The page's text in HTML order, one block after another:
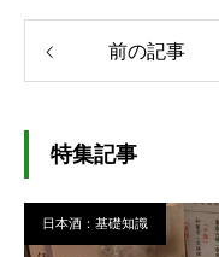
前の記事
特集記事
日本酒：基礎知識